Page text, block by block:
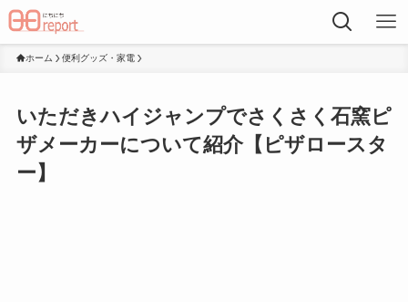
ホーム 便利グッズ・家電
いただきハイジャンプでさくさく石窯ピ
ザメーカーについて紹介【ピザロースタ
ー】